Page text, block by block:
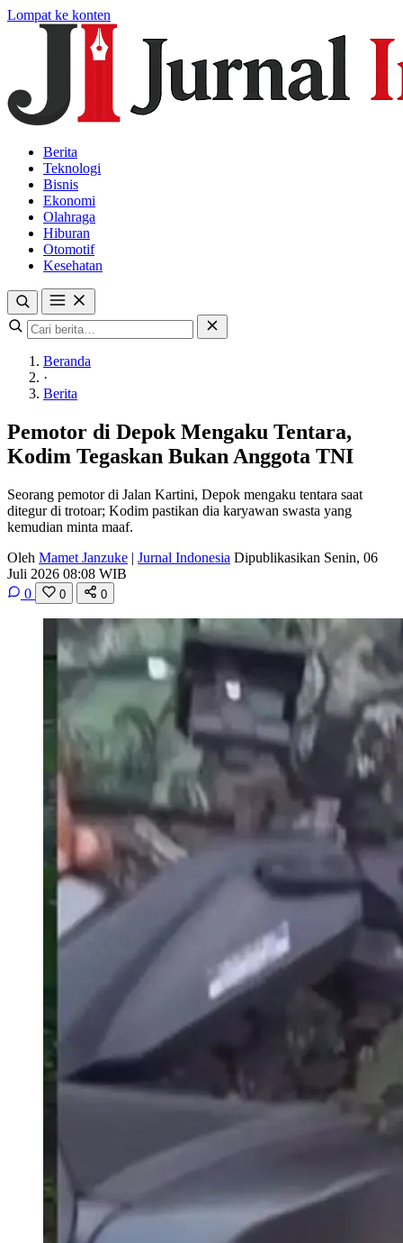
Lompat ke konten
Berita
Teknologi
Bisnis
Ekonomi
Olahraga
Hiburan
Otomotif
Kesehatan
Beranda
·
Berita
Pemotor di Depok Mengaku Tentara,
Kodim Tegaskan Bukan Anggota TNI
Seorang pemotor di Jalan Kartini, Depok mengaku tentara saat
ditegur di trotoar; Kodim pastikan dia karyawan swasta yang
kemudian minta maaf.
Oleh Mamet Janzuke | Jurnal Indonesia Dipublikasikan Senin, 06
Juli 2026 08:08 WIB
0
0 0